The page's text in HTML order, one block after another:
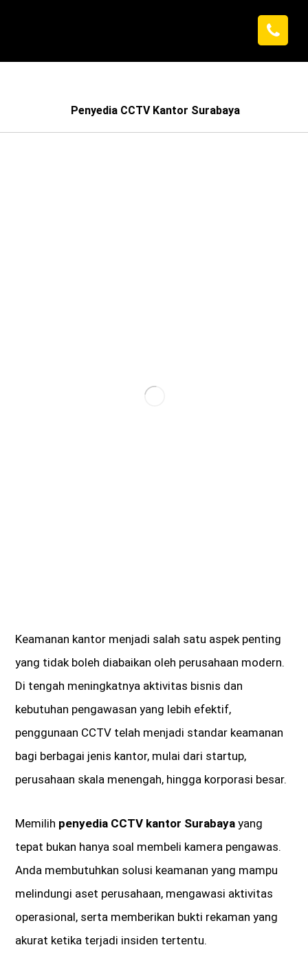
Penyedia CCTV Kantor Surabaya
Keamanan kantor menjadi salah satu aspek penting
yang tidak boleh diabaikan oleh perusahaan modern.
Di tengah meningkatnya aktivitas bisnis dan
kebutuhan pengawasan yang lebih efektif,
penggunaan CCTV telah menjadi standar keamanan
bagi berbagai jenis kantor, mulai dari startup,
perusahaan skala menengah, hingga korporasi besar.
Memilih penyedia CCTV kantor Surabaya yang
tepat bukan hanya soal membeli kamera pengawas.
Anda membutuhkan solusi keamanan yang mampu
melindungi aset perusahaan, mengawasi aktivitas
operasional, serta memberikan bukti rekaman yang
akurat ketika terjadi insiden tertentu.